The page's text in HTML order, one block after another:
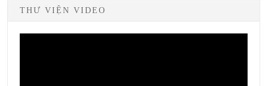
THƯ VIỆN VIDEO